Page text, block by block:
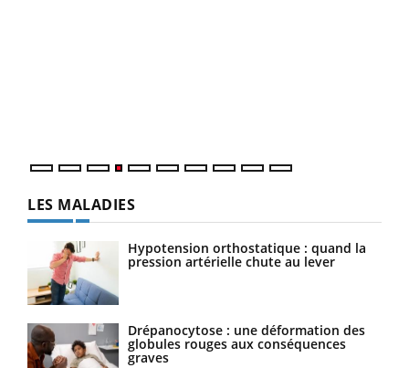
LES MALADIES
Hypotension orthostatique : quand la
pression artérielle chute au lever
Drépanocytose : une déformation des
globules rouges aux conséquences
graves